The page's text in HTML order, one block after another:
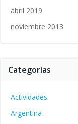
abril 2019
noviembre 2013
Categorías
Actividades
Argentina